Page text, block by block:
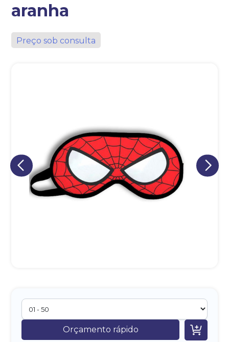
aranha
Preço sob consulta
Orçamento rápido 
Iniciar conversa